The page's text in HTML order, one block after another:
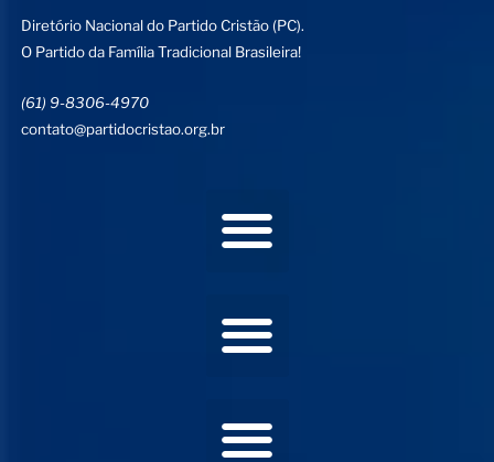
Diretório Nacional do Partido Cristão (PC).
O Partido da Família Tradicional Brasileira!
(61) 9-8306-4970
contato@partidocristao.org.br